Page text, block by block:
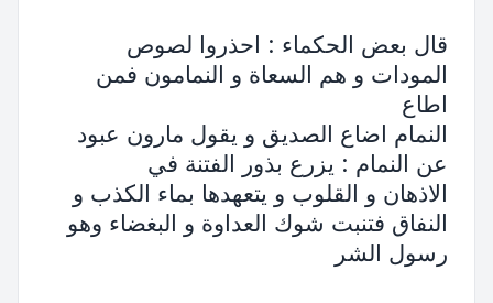
قال بعض الحكماء : احذروا لصوص
المودات و هم السعاة و النمامون فمن
اطاع
النمام اضاع الصديق و يقول مارون عبود
عن النمام : يزرع بذور الفتنة في
الاذهان و القلوب و يتعهدها بماء الكذب و
النفاق فتنبت شوك العداوة و البغضاء وهو
رسول الشر